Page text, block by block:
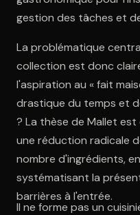
gestion des tâches et
La problématique
collection est donc
l'aspiration au « fait
drastique du temps et
? La thèse de Mallet
une réduction radicale
nombre d'ingrédients,
systématisant la
barrières à l'entrée.
Il ne forme pas un